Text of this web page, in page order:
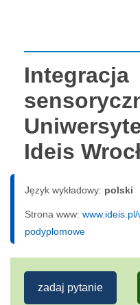
Integracja
Ideis
Język wykładowy: polski
Strona www:
podyplomowe
zadaj pytanie